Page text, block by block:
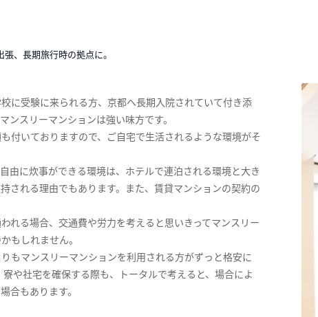
、長期旅行時の拠点に。
に受験に来られる方、京都へ長期入院されていて付き添
ンスリーマンションは強い味方です。
付いておりますので、ご自宅で生活されるような環境がそ
由に炊事ができる環境は、ホテルで連泊される環境と大き
される理由でもあります。また、賃貸マンションの契約の
れる場合、交通費や労力を考えると思いきってマンスリー
もしれません。
もマンスリーマンションを利用される方がずっと格安に
や社宅を確保する際も、トータルで考えると、場合によ
合もあります。